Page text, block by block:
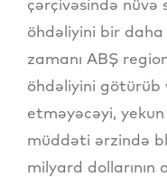
çərçivəsində nüvə
öhdəliyini bir daha
zamanı ABŞ
öhdəliyini götürüb
etməyəcəyi, yekun
müddəti ərzində
milyard dollarının